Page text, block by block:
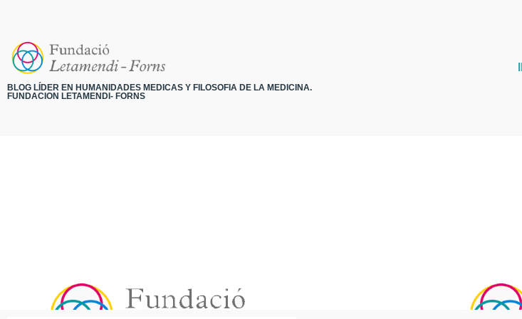
BLOG LÍDER EN HUMANIDADES MEDICAS Y FILOSOFIA DE LA MEDICINA.
FUNDACION LETAMENDI- FORNS